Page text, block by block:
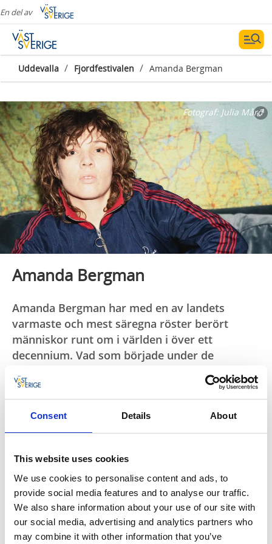
Consent Details About
This website uses cookies
We use cookies to personalise content and ads, to
provide social media features and to analyse our traffic.
We also share information about your use of our site with
our social media, advertising and analytics partners who
may combine it with other information that you’ve
En del av
Uddevalla / Fjordfestivalen / Amanda Bergman
Fotograf: Julia Mård
Amanda Bergman
Amanda Bergman har med en av landets
varmaste och mest säregna röster berört
människor runt om i världen i över ett
decennium. Vad som började under de
mystiska pseudonymerna Hajen och Idiot
Wind, mynnade senare ut som frontperson i
supergruppen och framgångssagan Amason
samt hennes egna första soloalbum ‘Docks’.
bondgård i Dalarna, släppt tre album med Amason,
vunnit priser, turnerat, startat konsertverksamheten
”Rockbonden” och spelat in en SVT-dokumentär om
livet och gården. De senaste åtta åren har även
kantats av nytt och gammalt liv, psykisk ohälsa och
vägen tillbaka samt evigt grubblande över livets stora